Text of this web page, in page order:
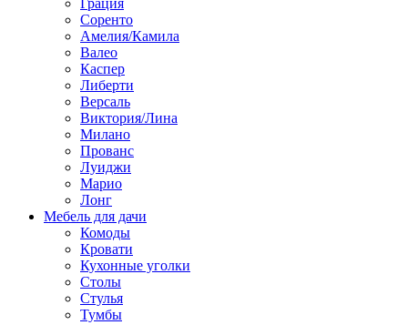
Грация
Соренто
Амелия/Камила
Валео
Каспер
Либерти
Версаль
Виктория/Лина
Милано
Прованс
Луиджи
Марио
Лонг
Мебель для дачи
Комоды
Кровати
Кухонные уголки
Столы
Стулья
Тумбы